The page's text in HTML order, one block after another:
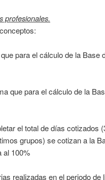
profesionales.
para el cálculo de la Base
que para el cálculo de la
el total de días cotizados
grupos) se cotizan a la
al 100%
realizadas en el periodo de